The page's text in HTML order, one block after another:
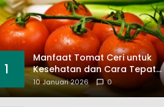
1
Manfaat Tomat Ceri untuk
Kesehatan dan Cara Tepat
Mengonsumsinya
10 Januari 2026 0